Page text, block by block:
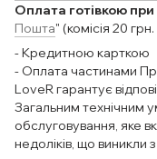
Оплата готівкою
Пошта" (комісія 20
- Кредитною карткою
- Оплата частинами
LoveR гарантує
Загальним технічним
обслуговування, яке
недоліків, що виникли